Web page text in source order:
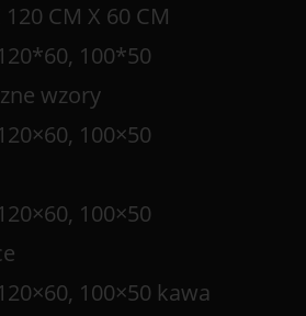
120 CM X 60 CM
100*50
wzory
100×50
100×50
100×50 kawa